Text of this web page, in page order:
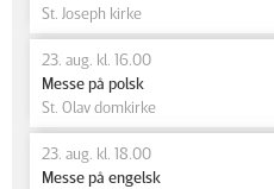
St. Joseph kirke
23. aug. kl. 16.00
Messe på polsk
St. Olav domkirke
23. aug. kl. 18.00
Messe på engelsk